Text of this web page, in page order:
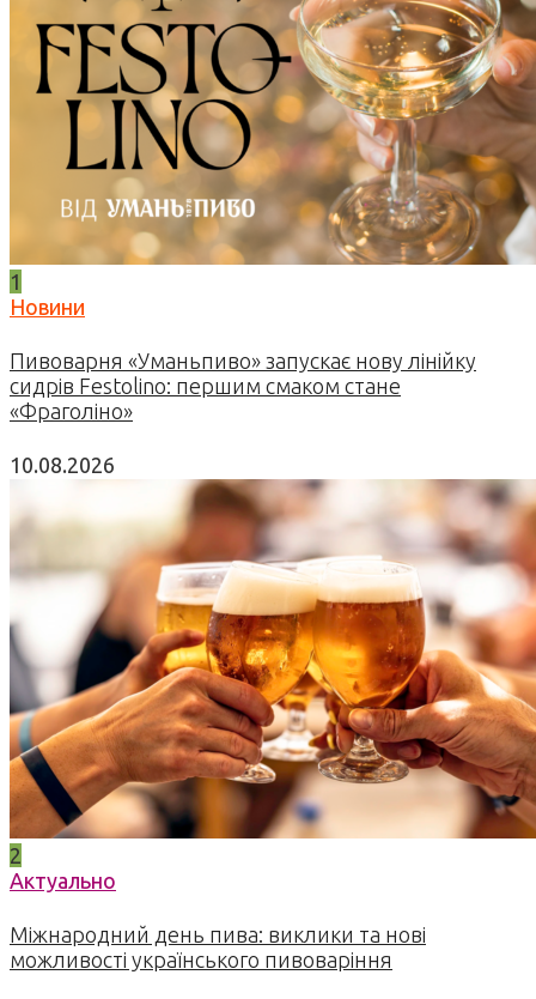
1
Новини
Пивоварня «Уманьпиво» запускає нову лінійку
сидрів Festolino: першим смаком стане
«Фраголіно»
10.08.2026
2
Актуально
Міжнародний день пива: виклики та нові
можливості українського пивоваріння